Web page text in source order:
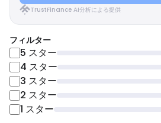
TrustFinance AI分析による提供
フィルター
5 スター
4 スター
3 スター
2 スター
1 スター